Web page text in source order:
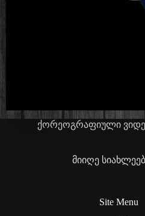
ქორეოგრაფიული
მიიღე
Site Menu